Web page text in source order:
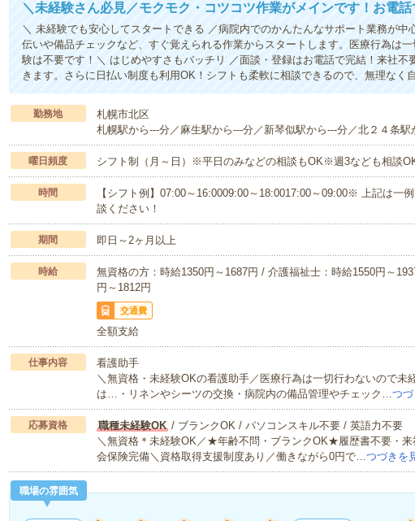
＼未経験さん必見／モクモク・コツコツ作業がメインです！お電話
＼ 未経験でも安心してスタートできる ／病院内でのかんたんなサポート業務が中
伝いや備品チェックなど、すぐ覚えられる作業からスタートします。医療行為は
験は不要です！＼ はじめやすさもバッチリ ／面談・登録はお電話で完結！来社不
きます。さらに日払い制度も利用OK！シフトも柔軟に相談できるので、無理なく
勤務地
札幌市北区
札幌駅から---分／麻生駅から---分／新琴似駅から---分／北２４条駅
曜日頻度 シフト制（月～日）※平日のみなどの相談もOK※週3なども相談
時間
【シフト例】07:00～16:0009:00～18:0017:00～09:00※ 上記は一
談ください！
期間 即日～2ヶ月以上
時給
無資格の方：時給1350円～1687円 / 介護福祉士：時給1550円～
円～1812円
交通費
全額支給
仕事内容
看護助手
＼無資格・未経験OKの看護助手／医療行為は一切行わないので
は…・リネンやシーツの交換・病院内の備品管理やチェック…つ
応募資格 職種未経験OK/ ブランクOK / パソコンスキル不要 / 英語力不要
＼無資格＊未経験OK／★年齢不問・ブランクOK★履歴書不要・
会保険完備＼資格取得支援制度あり／働きながら0円で…つづきを
職場の雰囲気